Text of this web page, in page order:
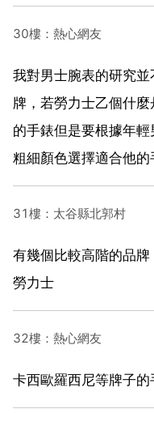
30樓：熱心網友
我對男士腕表的研究
牌，若勞力士乙個什
的手錶但是要根據年
粗細顏色選擇適合他的
31樓：太谷縣北郭村
有幾個比較高階的品
勞力士
32樓：熱心網友
卡西歐羅西尼等牌子的